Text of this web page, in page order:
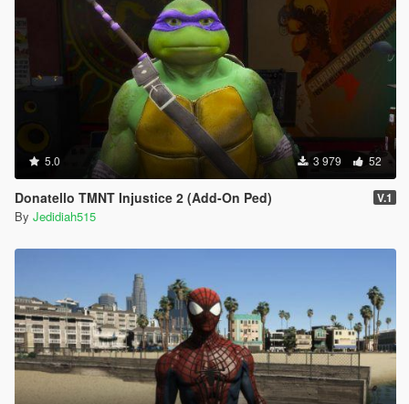
5.0 3 979 52
Donatello TMNT Injustice 2 (Add-On Ped) V.1
By Jedidiah515